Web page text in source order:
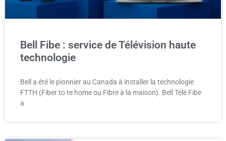
Bell Fibe : service de Télévision haute
technologie
Bell a été le pionnier au Canada à installer la technologie
FTTH (Fiber to te home ou Fibre à la maison). Bell Télé Fibe
a